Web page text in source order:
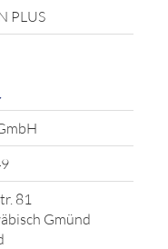
PLUS
81
Gmünd